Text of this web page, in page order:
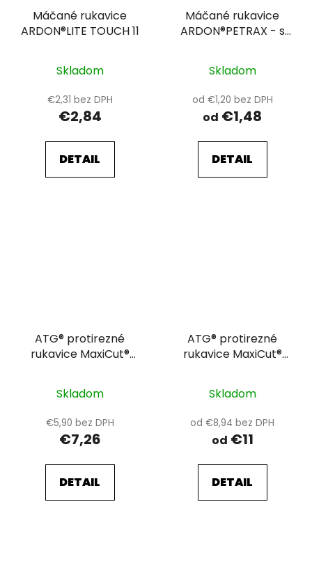
Máčané rukavice
ARDON®LITE TOUCH 11
Skladom
€2,31 bez DPH
€2,84
DETAIL
Máčané rukavice
ARDON®PETRAX - s
Skladom
od €1,20 bez DPH
od €1,48
DETAIL
ATG® protirezné
rukavice MaxiCut®
Skladom
€5,90 bez DPH
€7,26
DETAIL
ATG® protirezné
rukavice MaxiCut®
Skladom
od €8,94 bez DPH
od €11
DETAIL